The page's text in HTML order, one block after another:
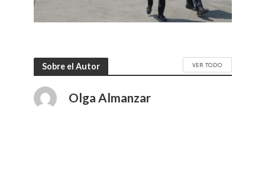
Sobre el Autor VER TODO
Olga Almanzar